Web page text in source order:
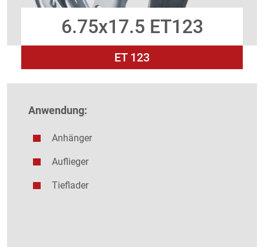
6.75x17.5 ET123
ET 123
Anwendung:
Anhänger
Auflieger
Tieflader